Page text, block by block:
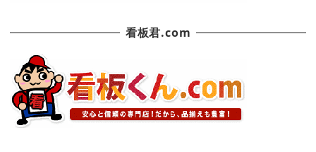
看板君.com